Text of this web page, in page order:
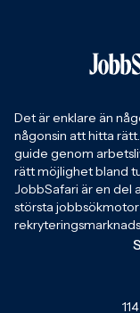
Det är enklare än
någonsin att hitta
guide genom
rätt möjlighet bland
JobbSafari är en del
största